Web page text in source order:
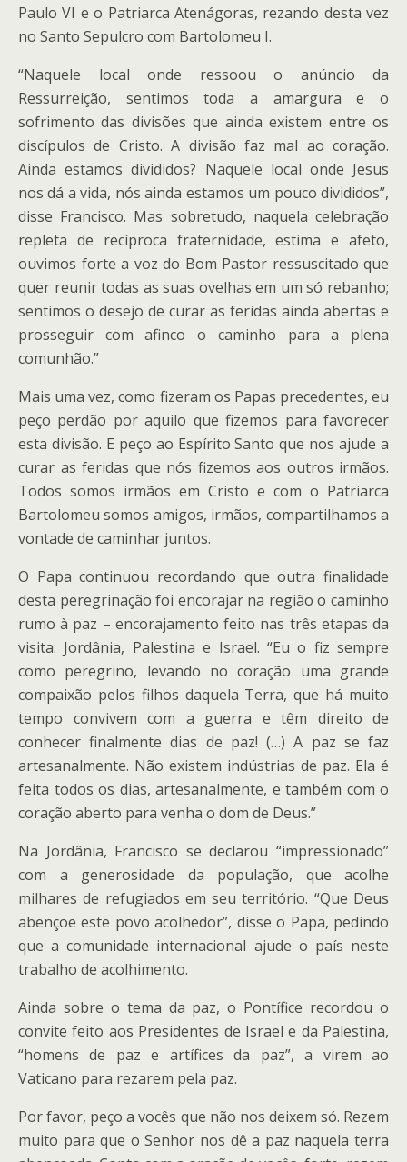
Paulo VI e o Patriarca Atenágoras, rezando desta vez
no Santo Sepulcro com Bartolomeu I.
“Naquele local onde ressoou o anúncio da
Ressurreição, sentimos toda a amargura e o
sofrimento das divisões que ainda existem entre os
discípulos de Cristo. A divisão faz mal ao coração.
Ainda estamos divididos? Naquele local onde Jesus
nos dá a vida, nós ainda estamos um pouco divididos”,
disse Francisco. Mas sobretudo, naquela celebração
repleta de recíproca fraternidade, estima e afeto,
ouvimos forte a voz do Bom Pastor ressuscitado que
quer reunir todas as suas ovelhas em um só rebanho;
sentimos o desejo de curar as feridas ainda abertas e
prosseguir com afinco o caminho para a plena
comunhão.”
Mais uma vez, como fizeram os Papas precedentes, eu
peço perdão por aquilo que fizemos para favorecer
esta divisão. E peço ao Espírito Santo que nos ajude a
curar as feridas que nós fizemos aos outros irmãos.
Todos somos irmãos em Cristo e com o Patriarca
Bartolomeu somos amigos, irmãos, compartilhamos a
vontade de caminhar juntos.
O Papa continuou recordando que outra finalidade
desta peregrinação foi encorajar na região o caminho
rumo à paz – encorajamento feito nas três etapas da
visita: Jordânia, Palestina e Israel. “Eu o fiz sempre
como peregrino, levando no coração uma grande
compaixão pelos filhos daquela Terra, que há muito
tempo convivem com a guerra e têm direito de
conhecer finalmente dias de paz! (…) A paz se faz
artesanalmente. Não existem indústrias de paz. Ela é
feita todos os dias, artesanalmente, e também com o
coração aberto para venha o dom de Deus.”
Na Jordânia, Francisco se declarou “impressionado”
com a generosidade da população, que acolhe
milhares de refugiados em seu território. “Que Deus
abençoe este povo acolhedor”, disse o Papa, pedindo
que a comunidade internacional ajude o país neste
trabalho de acolhimento.
Ainda sobre o tema da paz, o Pontífice recordou o
convite feito aos Presidentes de Israel e da Palestina,
“homens de paz e artífices da paz”, a virem ao
Vaticano para rezarem pela paz.
Por favor, peço a vocês que não nos deixem só. Rezem
muito para que o Senhor nos dê a paz naquela terra